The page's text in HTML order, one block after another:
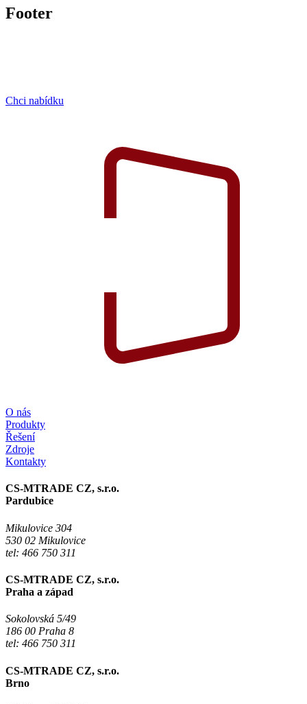
Footer
Chci nabídku
O nás
Produkty
Řešení
Zdroje
Kontakty
CS-MTRADE CZ, s.r.o.
Pardubice
Mikulovice 304
530 02 Mikulovice
tel: 466 750 311
CS-MTRADE CZ, s.r.o.
Praha a západ
Sokolovská 5/49
186 00 Praha 8
tel: 466 750 311
CS-MTRADE CZ, s.r.o.
Brno